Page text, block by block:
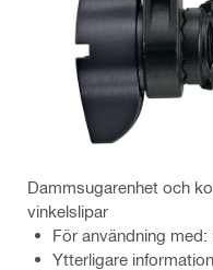
Dammsugarenhet och
vinkelslipar
För användning
Ytterligare